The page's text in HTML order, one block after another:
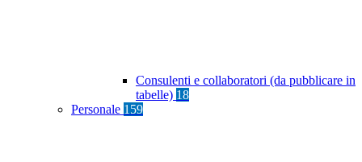
Consulenti e collaboratori (da pubblicare in
tabelle) 18
Personale 159